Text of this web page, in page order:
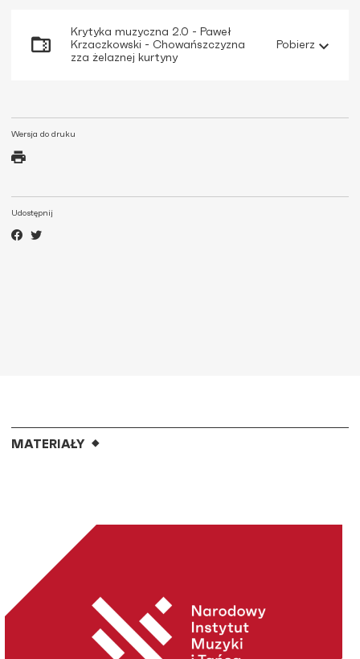
Wersja do druku
Udostępnij
Krytyka muzyczna 2.0 - Paweł
Krzaczkowski - Chowańszczyzna
zza żelaznej kurtyny
Pobierz
MATERIAŁY